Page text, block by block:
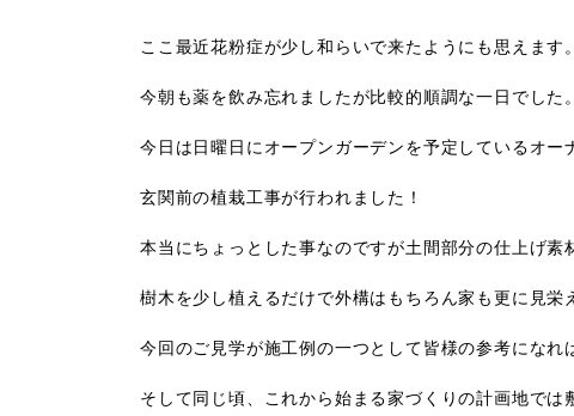
ここ最近花粉症が少し和らいで来たようにも思えます。
今朝も薬を飲み忘れましたが比較的順調な一日でした。
今日は日曜日にオープンガーデンを予定しているオー
玄関前の植栽工事が行われました！
本当にちょっとした事なのですが土間部分の仕上げ素
樹木を少し植えるだけで外構はもちろん家も更に見栄
今回のご見学が施工例の一つとして皆様の参考になれ
そして同じ頃、これから始まる家づくりの計画地では